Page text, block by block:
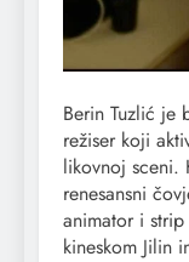
Berin Tuzlić je
režiser koji
likovnoj sceni.
renesansni
animator i
kineskom Jilin